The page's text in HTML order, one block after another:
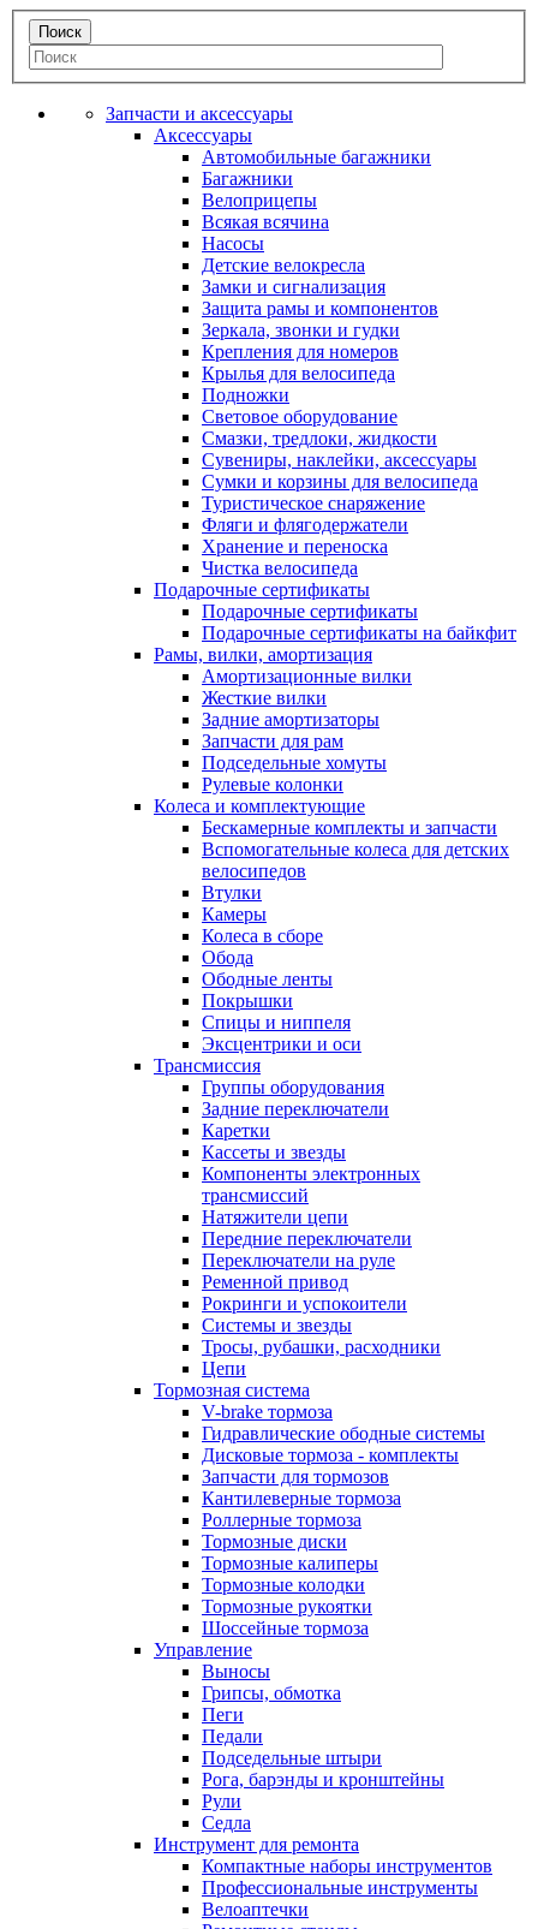
Запчасти и аксессуары
Аксессуары
Автомобильные багажники
Багажники
Велоприцепы
Всякая всячина
Насосы
Детские велокресла
Замки и сигнализация
Защита рамы и компонентов
Зеркала, звонки и гудки
Крепления для номеров
Крылья для велосипеда
Подножки
Световое оборудование
Смазки, тредлоки, жидкости
Сувениры, наклейки, аксессуары
Сумки и корзины для велосипеда
Туристическое снаряжение
Фляги и флягодержатели
Хранение и переноска
Чистка велосипеда
Подарочные сертификаты
Подарочные сертификаты
Подарочные сертификаты на байкфит
Рамы, вилки, амортизация
Амортизационные вилки
Жесткие вилки
Задние амортизаторы
Запчасти для рам
Подседельные хомуты
Рулевые колонки
Колеса и комплектующие
Бескамерные комплекты и запчасти
Вспомогательные колеса для детских
велосипедов
Втулки
Камеры
Колеса в сборе
Обода
Ободные ленты
Покрышки
Спицы и ниппеля
Эксцентрики и оси
Трансмиссия
Группы оборудования
Задние переключатели
Каретки
Кассеты и звезды
Компоненты электронных
трансмиссий
Натяжители цепи
Передние переключатели
Переключатели на руле
Ременной привод
Рокринги и успокоители
Системы и звезды
Тросы, рубашки, расходники
Цепи
Тормозная система
V-brake тормоза
Гидравлические ободные системы
Дисковые тормоза - комплекты
Запчасти для тормозов
Кантилеверные тормоза
Роллерные тормоза
Тормозные диски
Тормозные калиперы
Тормозные колодки
Тормозные рукоятки
Шоссейные тормоза
Управление
Выносы
Грипсы, обмотка
Пеги
Педали
Подседельные штыри
Рога, барэнды и кронштейны
Рули
Седла
Инструмент для ремонта
Компактные наборы инструментов
Профессиональные инструменты
Велоаптечки